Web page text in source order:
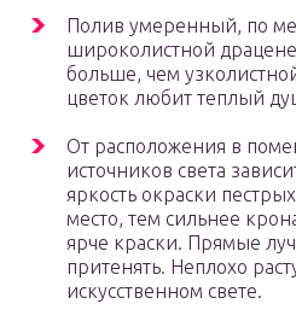
Полив умеренный, по
широколистной
больше, чем
цветок любит теплый
От расположения в
источников света
яркость окраски
место, тем сильнее
ярче краски. Прямые
притенять. Неплохо
искусственном свете.